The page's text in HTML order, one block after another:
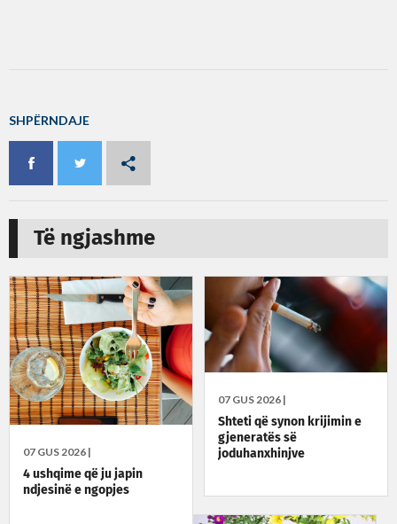
SHPËRNDAJE
Të ngjashme
07 GUS 2026 |
4 ushqime që ju japin
ndjesinë e ngopjes
07 GUS 2026 |
Shteti që synon krijimin e
gjeneratës së
joduhanxhinjve